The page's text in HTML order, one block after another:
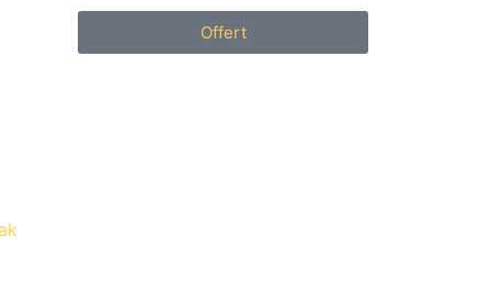
Offert